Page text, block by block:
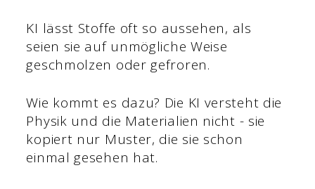
KI lässt Stoffe oft so aussehen, als
seien sie auf unmögliche Weise
geschmolzen oder gefroren.
Wie kommt es dazu? Die KI versteht die
Physik und die Materialien nicht - sie
kopiert nur Muster, die sie schon
einmal gesehen hat.